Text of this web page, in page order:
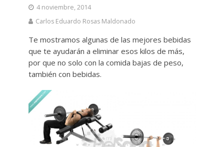
4 noviembre, 2014
Carlos Eduardo Rosas Maldonado
Te mostramos algunas de las mejores bebidas
que te ayudarán a eliminar esos kilos de más,
por que no solo con la comida bajas de peso,
también con bebidas.